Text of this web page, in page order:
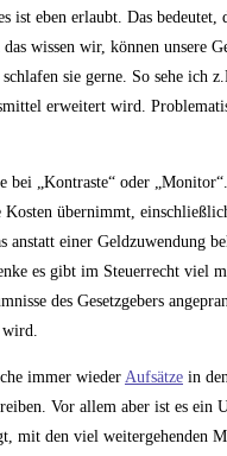
eben erlaubt. Das
wissen wir, können
sie gerne. So sehe
erweitert wird.
„Kontraste“ oder
übernimmt,
einer Geldzuwendung
es gibt im Steuerrecht viel
des Gesetzgebers
wird.
immer wieder Aufsätze in
Vor allem aber ist es ein
mit den viel weitergehenden